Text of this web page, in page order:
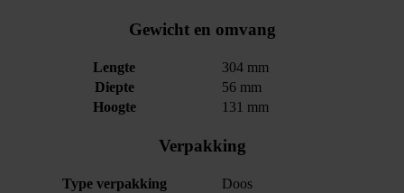
Gewicht en omvang
Lengte
304 mm
Diepte
56 mm
Hoogte
131 mm
Verpakking
Type verpakking Doos